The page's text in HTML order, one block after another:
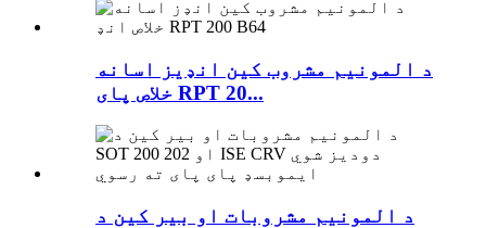
د المونیم مشروب کین انډیز اسانه
خلاص پای RPT 20...
د المونیم مشروبات او بیر کین د